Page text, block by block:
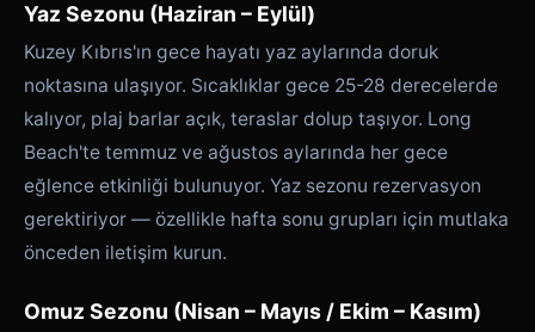
Yaz Sezonu (Haziran – Eylül)
Kuzey Kıbrıs'ın gece hayatı yaz aylarında doruk
noktasına ulaşıyor. Sıcaklıklar gece 25-28 derecelerde
kalıyor, plaj barlar açık, teraslar dolup taşıyor. Long
Beach'te temmuz ve ağustos aylarında her gece
eğlence etkinliği bulunuyor. Yaz sezonu rezervasyon
gerektiriyor — özellikle hafta sonu grupları için mutlaka
önceden iletişim kurun.
Omuz Sezonu (Nisan – Mayıs / Ekim – Kasım)